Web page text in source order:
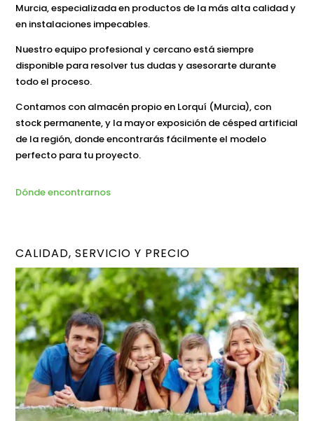
Murcia, especializada en productos de la más alta calidad y
en instalaciones impecables.
Nuestro equipo profesional y cercano está siempre
disponible para resolver tus dudas y asesorarte durante
todo el proceso.
Contamos con almacén propio en Lorquí (Murcia), con
stock permanente, y la mayor exposición de césped artificial
de la región, donde encontrarás fácilmente el modelo
perfecto para tu proyecto.
Dónde encontrarnos
CALIDAD, SERVICIO Y PRECIO